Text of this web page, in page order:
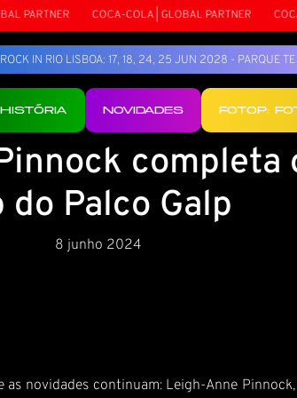
PARTNER COCA-COLA | GLOBAL PARTNER
ROCK IN RIO LISBOA: 17, 18, 24, 25 JUN 2028 - PARQUE
HISTÓRIA NOVIDADES FOTOP:
completa
do Palco Galp
8 junho 2024
novidades continuam: Leigh-Anne